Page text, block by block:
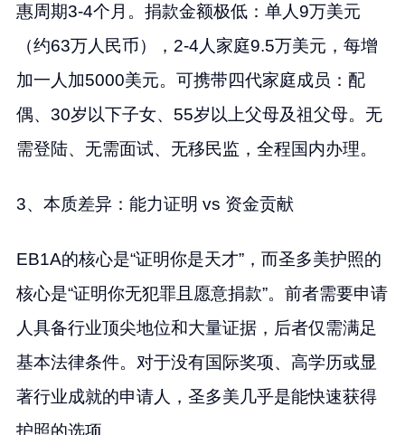
惠周期3-4个月。捐款金额极低：单人9万美元
（约63万人民币），2-4人家庭9.5万美元，每增
加一人加5000美元。可携带四代家庭成员：配
偶、30岁以下子女、55岁以上父母及祖父母。无
需登陆、无需面试、无移民监，全程国内办理。
3、本质差异：能力证明 vs 资金贡献
EB1A的核心是“证明你是天才”，而圣多美护照的
核心是“证明你无犯罪且愿意捐款”。前者需要申请
人具备行业顶尖地位和大量证据，后者仅需满足
基本法律条件。对于没有国际奖项、高学历或显
著行业成就的申请人，圣多美几乎是能快速获得
护照的选项。